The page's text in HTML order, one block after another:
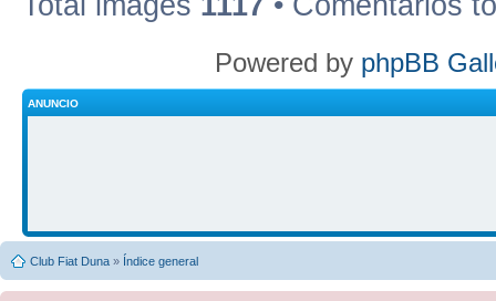
Powered by phpBB
ANUNCIO
Club Fiat Duna » Índice general